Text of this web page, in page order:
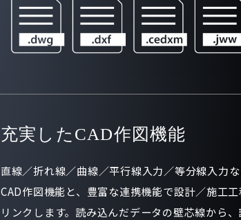
充実したCAD作図機能
直線／折れ線／曲線／平行線入力／等分線入力
CAD作図機能と、豊富な連携機能で設計／施工
リンクします。読み込んだデータの壁芯線から